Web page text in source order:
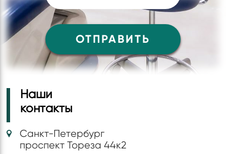
Наши
контакты
Санкт-Петербург
проспект Тореза 44к2